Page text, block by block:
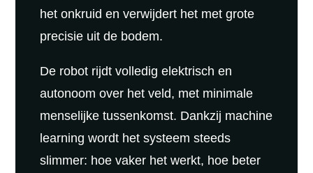
het onkruid en verwijdert het met grote
precisie uit de bodem.
De robot rijdt volledig elektrisch en
autonoom over het veld, met minimale
menselijke tussenkomst. Dankzij machine
learning wordt het systeem steeds
slimmer: hoe vaker het werkt, hoe beter